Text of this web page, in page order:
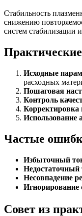
Стабильность
снижению
систем стабилизации
Исходные
расходных
Пошаговая
Контроль
Корректировка
Использование
Частые
Избыточный
Недостаточный
Несовпадение
Игнорирование
Совет из